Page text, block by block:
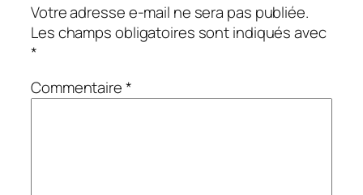
Votre adresse e-mail ne sera pas publiée.
Les champs obligatoires sont indiqués avec
*
Commentaire*